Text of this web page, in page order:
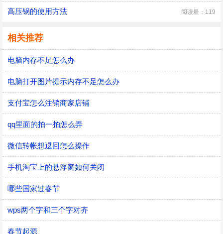
高压锅的使用方法 阅读量：119
相关推荐
电脑内存不足怎么办
电脑打开图片提示内存不足怎么办
支付宝怎么注销商家店铺
qq里面的拍一拍怎么弄
微信转帐想退回怎么操作
手机淘宝上的悬浮窗如何关闭
哪些国家过春节
wps两个字和三个字对齐
春节起源